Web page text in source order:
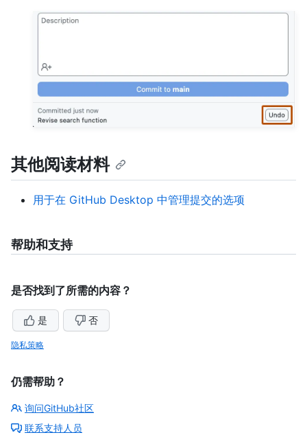
其他阅读材料
用于在 GitHub Desktop 中管理提交的选项
帮助和支持
是否找到了所需的内容？
是 否
隐私策略
仍需帮助？
询问GitHub社区
联系支持人员